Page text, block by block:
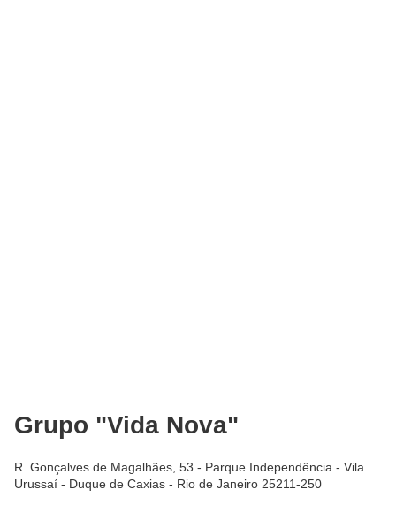
Grupo "Vida Nova"
R. Gonçalves de Magalhães, 53 - Parque Independência - Vila
Urussaí - Duque de Caxias - Rio de Janeiro 25211-250